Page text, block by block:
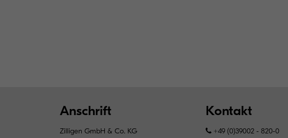
Anschrift
Zilligen GmbH & Co. KG
Kontakt
+49 (0)39002 - 820-0